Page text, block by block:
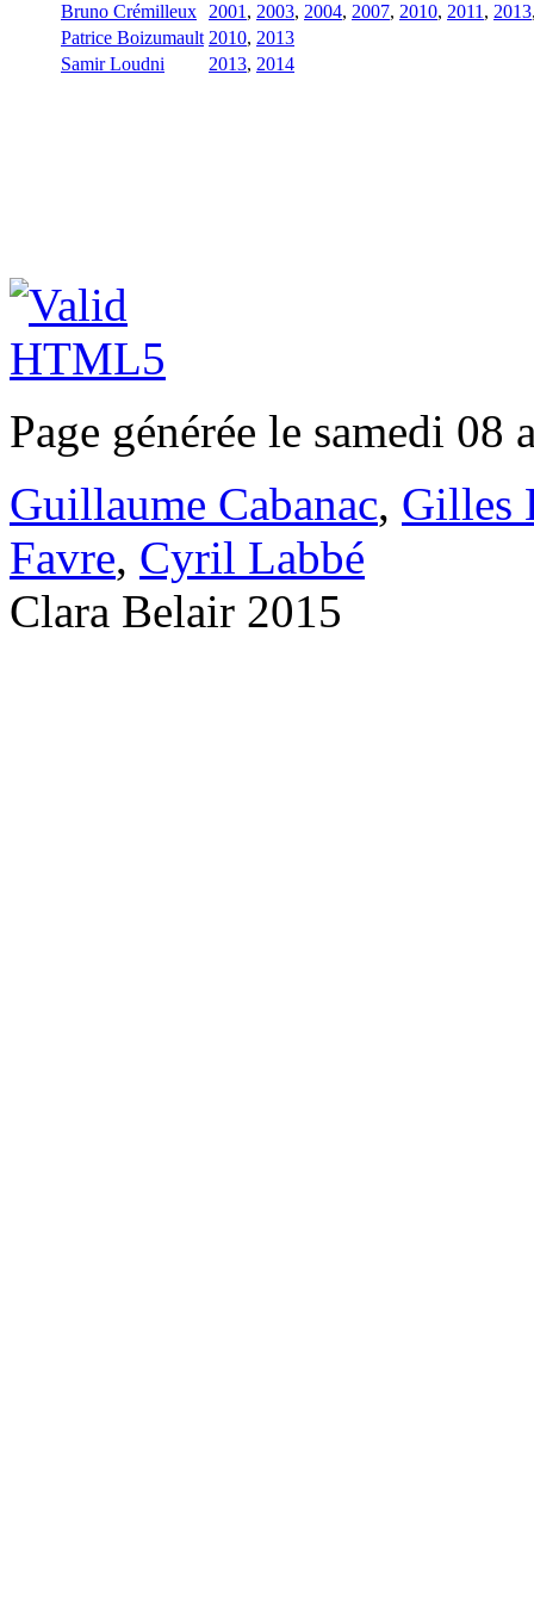
Bruno Crémilleux
2001 , 2003, 2004, 2007, 2010, 2011 , 2013
Patrice Boizumault 2010, 2013
Samir Loudni
2013, 2014
Page générée le samedi
Guillaume Cabanac, Gilles
Favre, Cyril Labbé
Clara Belair 2015